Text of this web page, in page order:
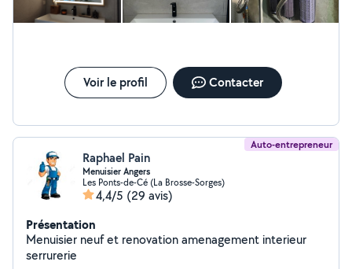
tapisserie Cordialement
Voir le profil Contacter
Auto-entrepreneur
Raphael Pain
Menuisier Angers
Les Ponts-de-Cé (La Brosse-Sorges)
4,4/5 (29 avis)
Présentation
Menuisier neuf et renovation amenagement interieur
serrurerie